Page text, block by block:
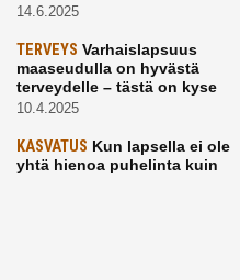
14.6.2025
TERVEYS Varhaislapsuus
maaseudulla on hyvästä
terveydelle – tästä on kyse
10.4.2025
KASVATUS Kun lapsella ei ole
yhtä hienoa puhelinta kuin